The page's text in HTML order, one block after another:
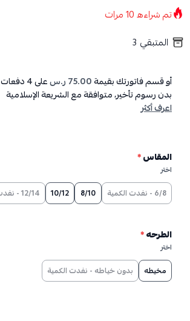
تم شراءه10مرات
المتبقي 3
أو قسم فاتورتك بقيمة75.00 ر.س على4دفعات
بدون رسوم تأخير، متوافقة مع الشريعة الإسلامية
اعرف أكثر
المقاس*
اختر
6/8 - نفدت الكمية 8/10
10/12 12/14 - نفدت الكمية
الطرحه*
اختر
مخيطه بدون خياطه - نفدت الكمية